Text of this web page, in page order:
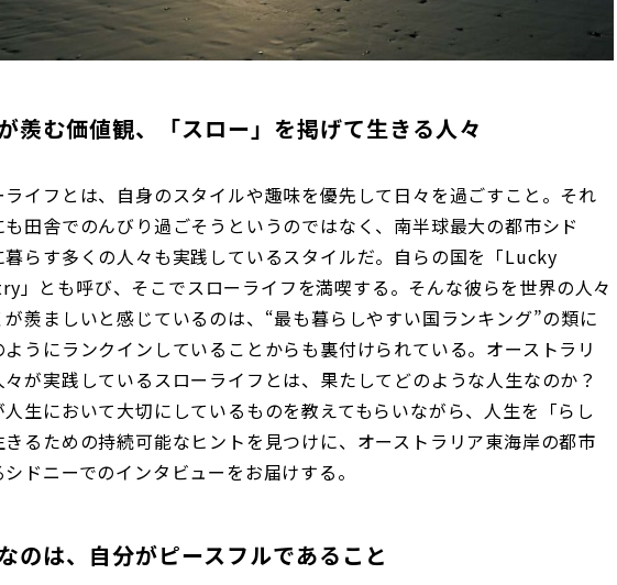
羨む価値観、「スロー」を掲げて生きる人々
ライフとは、自身のスタイルや趣味を優先して日々を過ごすこと。それ
も田舎でのんびり過ごそうというのではなく、南半球最大の都市シド
暮らす多くの人々も実践しているスタイルだ。自らの国を「Lucky
」とも呼び、そこでスローライフを満喫する。そんな彼らを世界の人々
が羨ましいと感じているのは、“最も暮らしやすい国ランキング”の類に
ようにランクインしていることからも裏付けられている。オーストラリ
々が実践しているスローライフとは、果たしてどのような人生なのか？
生において大切にしているものを教えてもらいながら、人生を「らし
きるための持続可能なヒントを見つけに、オーストラリア東海岸の都市
ドニーでのインタビューをお届けする。
のは、自分がピースフルであること